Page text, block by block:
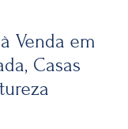
Venda em
Casas